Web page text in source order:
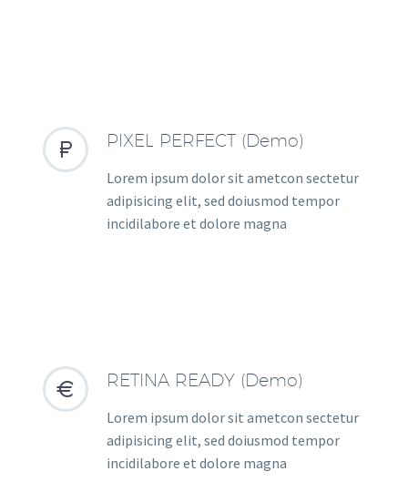

 PIXEL PERFECT (Demo)
Lorem ipsum dolor sit ametcon sectetur
adipisicing elit, sed doiusmod tempor
incidilabore et dolore magna

 RETINA READY (Demo)
Lorem ipsum dolor sit ametcon sectetur
adipisicing elit, sed doiusmod tempor
incidilabore et dolore magna